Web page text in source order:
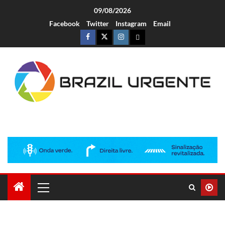
09/08/2026
Facebook
Twitter Instagram Email